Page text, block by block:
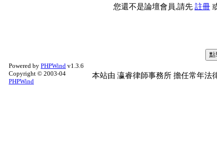
您還不是論壇會員,請先 註冊
Powered by PHPWind v1.3.6
Copyright © 2003-04
PHPWind
本站由 瀛睿律師事務所 擔任常年法